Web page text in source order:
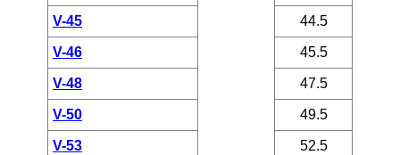
V-45 44.5
V-46 45.5
V-48 47.5
V-50 49.5
V-53 52.5